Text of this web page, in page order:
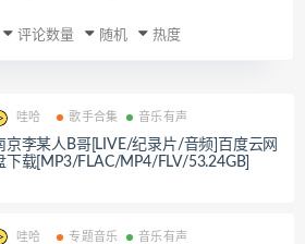
评论数量 随机 热度
哇哈 歌手合集 音乐有声
京李某人B哥[LIVE/纪录片/音频]百度云网
下载[MP3/FLAC/MP4/FLV/53.24GB]
哇哈 专题音乐 音乐有声